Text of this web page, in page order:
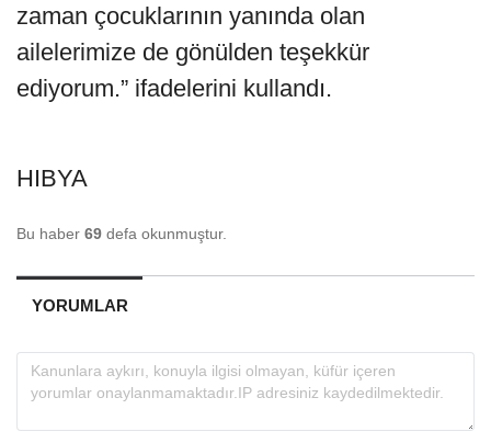
zaman çocuklarının yanında olan
ailelerimize de gönülden teşekkür
ediyorum.” ifadelerini kullandı.
HIBYA
Bu haber 69 defa okunmuştur.
YORUMLAR